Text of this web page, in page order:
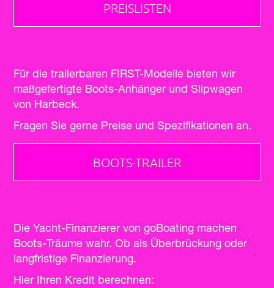
PREISLISTEN
Für die trailerbaren FIRST-Modelle bieten wir
maßgefertigte Boots-Anhänger und Slipwagen
von Harbeck.
Fragen Sie gerne Preise und Spezifikationen an.
BOOTS-TRAILER
Die Yacht-Finanzierer von goBoating machen
Boots-Träume wahr. Ob als Überbrückung oder
langfristige Finanzierung.
Hier Ihren Kredit berechnen: